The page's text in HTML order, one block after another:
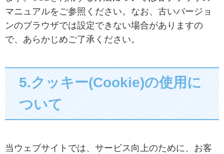
マニュアルをご参照ください。なお、古いバージョ
ンのブラウザでは設定できない場合がありますの
で、あらかじめご了承ください。
5.クッキー(Cookie)の使用に
ついて
当ウェブサイトでは、サービス向上のために、お客